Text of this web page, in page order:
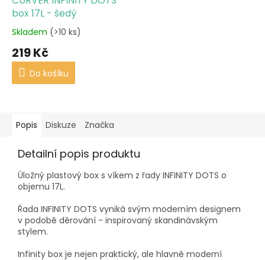
box 17L - šedý
Skladem (>10 ks)
219 Kč
Do košíku
Popis Diskuze Značka
Detailní popis produktu
Úložný plastový box s víkem z řady INFINITY DOTS o
objemu 17L.
Řada INFINITY DOTS vyniká svým moderním designem
v podobě děrování - inspirovaný skandinávským
stylem.
Infinity box je nejen praktický, ale hlavně moderní